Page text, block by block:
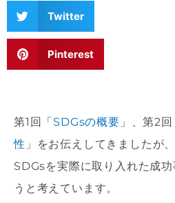
Twitter
Pinterest
第1回「SDGsの概要 」、第2回
性 」をお伝えしてきましたが
SDGsを実際に取り入れた成
うと考えています。